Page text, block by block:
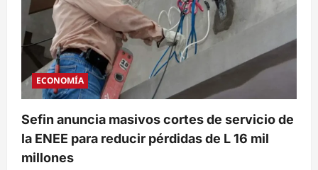
ECONOMÍA
Sefin anuncia masivos cortes de servicio de
la ENEE para reducir pérdidas de L 16 mil
millones